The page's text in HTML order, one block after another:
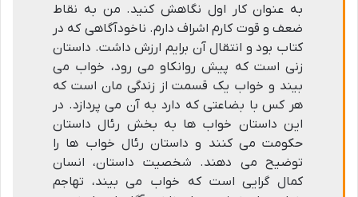
به عنوان کار اول نگاهش کنید. من به نقاط
ضعف و قوت کارم اشراف دارم. ناخودآگاهی که در
کتاب بود و انتقال آن برایم ارزش داشت. داستان
زنی است که پیش روانکاو می رود، خواب می
بیند و خواب یک قسمت از زندگی مان است که
هر کس با بضاعتی که دارد به آن می پردازد. در
این داستان خواب ها به بخش رئال داستان
حکومت می کنند و داستان رئال خواب ها را
توضیح می دهند. شخصیت داستان، انسان
کمال گرایی است که خواب می بیند، تهاجم